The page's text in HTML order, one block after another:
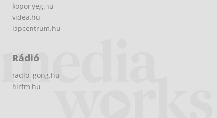
koponyeg.hu
videa.hu
lapcentrum.hu
Rádió
radio1gong.hu
hirfm.hu